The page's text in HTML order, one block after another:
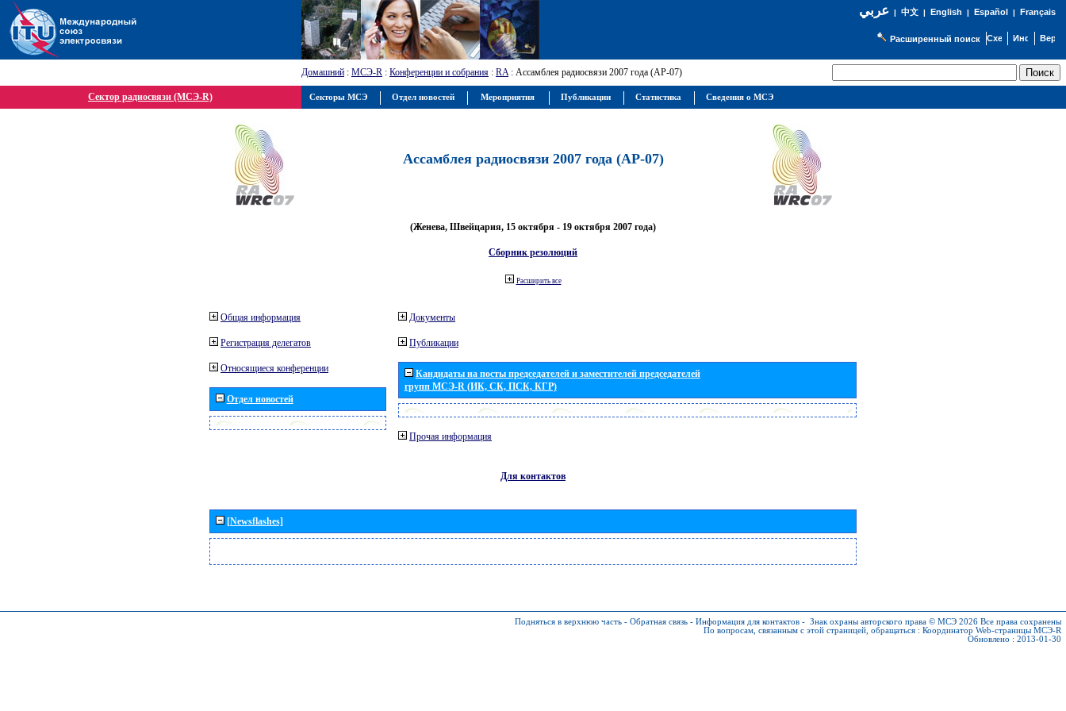
عربي| 中文| English | Español | Français
Расширенный поиск
Домашний : МСЭ-R : Конференции и собрания : RA: Ассамблея радиосвязи 2007 года (АР-07)
Сектор радиосвязи (МСЭ-R)
Ассамблея радиосвязи 2007 года (АР-07)
(Женева, Швейцария, 15 октября - 19 октября 2007 года)
Сборник резолюций
Расширить все
Общая информация
Регистрация делегатов
Относящиеся конференции
Отдел новостей
Документы
Публикации
Кандидаты на посты председателей и заместителей председателей
групп МСЭ-R (ИК, СК, ПСК, КГР)
Прочая информация
Для контактов
[Newsflashes]
Подняться в верхнюю часть - Обратная связь - Информация для контактов - Знак охраны авторского права © МСЭ 2026 Все права сохранены
По вопросам, связанным с этой страницей, обращаться : Координатор Web-страницы МСЭ-R
Обновлено : 2013-01-30
Секторы МСЭ Отдел новостей Мероприятия Публикации Статистика Сведения о МСЭ